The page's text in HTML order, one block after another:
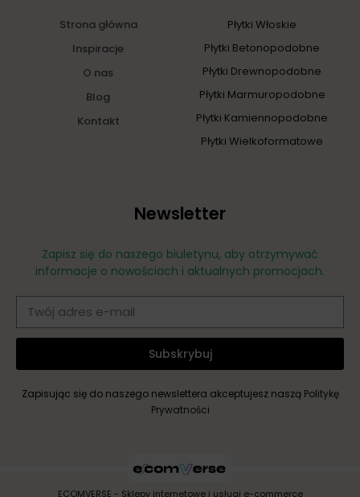
Strona główna
Inspiracje
O nas
Blog
Kontakt
Płytki Włoskie
Płytki Betonopodobne
Płytki Drewnopodobne
Płytki Marmuropodobne
Płytki Kamiennopodobne
Płytki Wielkoformatowe
Newsletter
Zapisz się do naszego biuletynu, aby otrzymywać
informacje o nowościach i aktualnych promocjach.
Subskrybuj
Zapisując się do naszego newslettera akceptujesz naszą Politykę
Prywatności
ECOMVERSE - Sklepy internetowe i usługi e-commerce